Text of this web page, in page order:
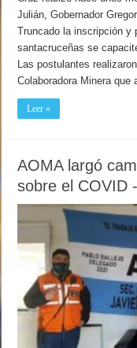
Julián, Gobernador
Truncado la inscripción y
santacruceñas se
Las postulantes
Colaboradora Minera
Leer »
AOMA largó
sobre el COVID